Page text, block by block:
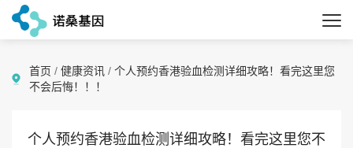
首页 / 健康资讯 / 个人预约香港验血检测详细攻略！看完这里您
不会后悔！！！
个人预约香港验血检测详细攻略！看完这里您不